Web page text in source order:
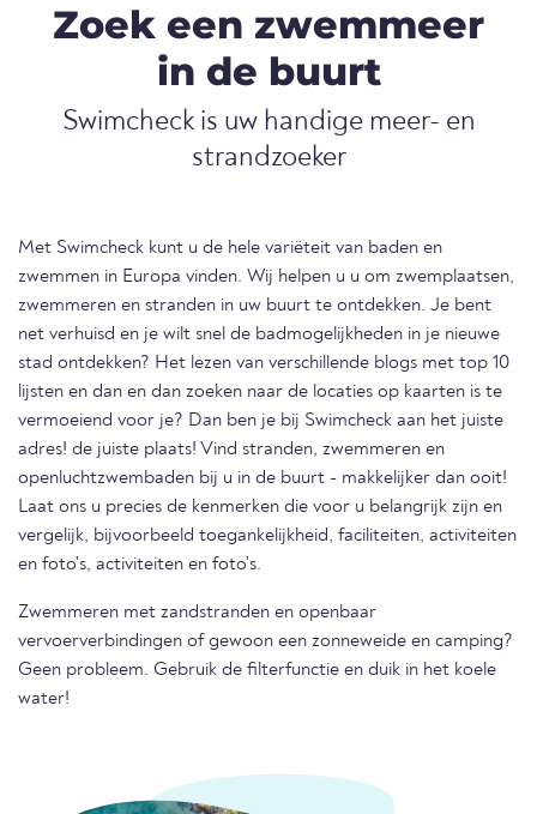
Zoek een zwemmeer
in de buurt
Swimcheck is uw handige meer- en
strandzoeker
Met Swimcheck kunt u de hele variëteit van baden en
zwemmen in Europa vinden. Wij helpen u u om zwemplaatsen,
zwemmeren en stranden in uw buurt te ontdekken. Je bent
net verhuisd en je wilt snel de badmogelijkheden in je nieuwe
stad ontdekken? Het lezen van verschillende blogs met top 10
lijsten en dan en dan zoeken naar de locaties op kaarten is te
vermoeiend voor je? Dan ben je bij Swimcheck aan het juiste
adres! de juiste plaats! Vind stranden, zwemmeren en
openluchtzwembaden bij u in de buurt - makkelijker dan ooit!
Laat ons u precies de kenmerken die voor u belangrijk zijn en
vergelijk, bijvoorbeeld toegankelijkheid, faciliteiten, activiteiten
en foto's, activiteiten en foto's.
Zwemmeren met zandstranden en openbaar
vervoerverbindingen of gewoon een zonneweide en camping?
Geen probleem. Gebruik de filterfunctie en duik in het koele
water!